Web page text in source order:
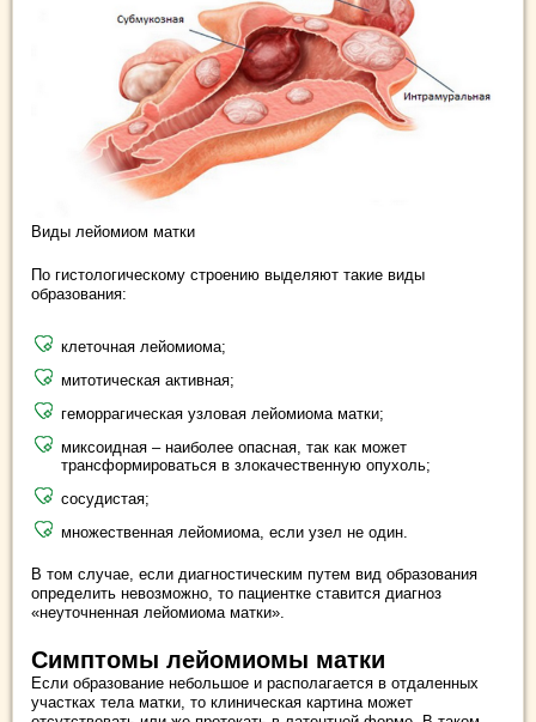
Виды лейомиом матки
По гистологическому строению выделяют такие виды
образования:
клеточная лейомиома;
митотическая активная;
геморрагическая узловая лейомиома матки;
миксоидная – наиболее опасная, так как может
трансформироваться в злокачественную опухоль;
сосудистая;
множественная лейомиома, если узел не один.
В том случае, если диагностическим путем вид образования
определить невозможно, то пациентке ставится диагноз
«неуточненная лейомиома матки».
Симптомы лейомиомы матки
Если образование небольшое и располагается в отдаленных
участках тела матки, то клиническая картина может